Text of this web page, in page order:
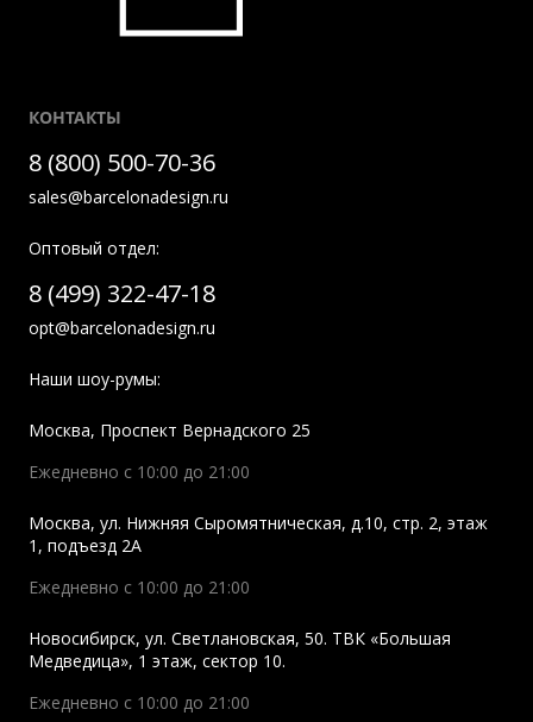
КОНТАКТЫ
8 (800) 500-70-36
sales@barcelonadesign.ru
Оптовый отдел:
8 (499) 322-47-18
opt@barcelonadesign.ru
Наши шоу-румы:
Москва, Проспект Вернадского 25
Ежедневно с 10:00 до 21:00
Москва, ул. Нижняя Сыромятническая, д.10, стр. 2, этаж
1, подъезд 2A
Ежедневно с 10:00 до 21:00
Новосибирск, ул. Светлановская, 50. ТВК «Большая
Медведица», 1 этаж, сектор 10.
Ежедневно с 10:00 до 21:00